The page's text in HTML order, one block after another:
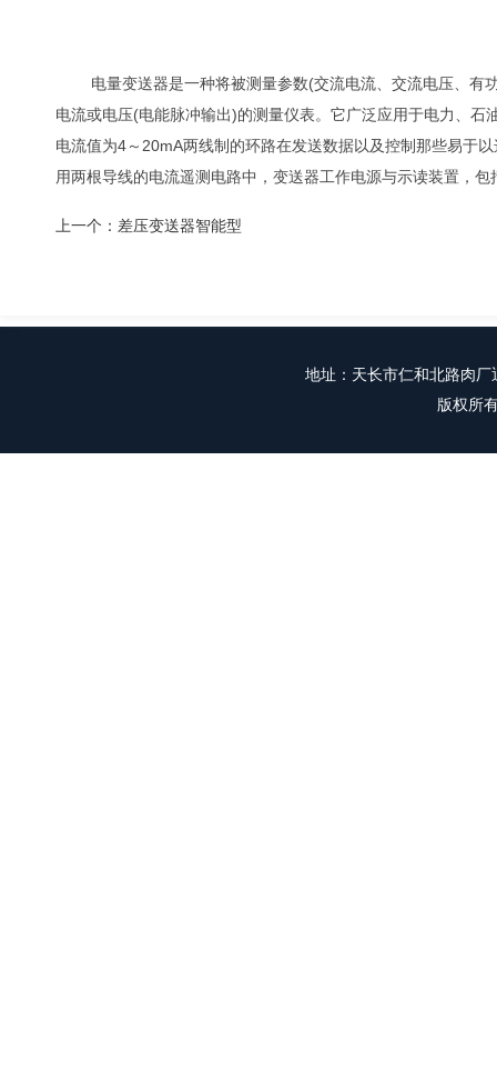
电量变送器是一种将被测量参数(交流电流、交流电压、有功
电流或电压(电能脉冲输出)的测量仪表。它广泛应用于电力、
电流值为4～20mA两线制的环路在发送数据以及控制那些易于
用两根导线的电流遥测电路中，变送器工作电源与示读装置，
上一个： 差压变送器智能型
地址： 天长市仁和北路肉厂
版权所